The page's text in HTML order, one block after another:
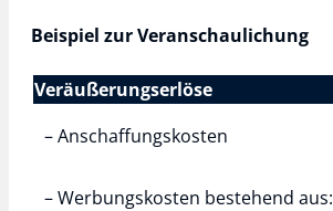
Beispiel zur Veranschaulichung
Veräußerungserlöse
– Anschaffungskosten
– Werbungskosten bestehend aus: